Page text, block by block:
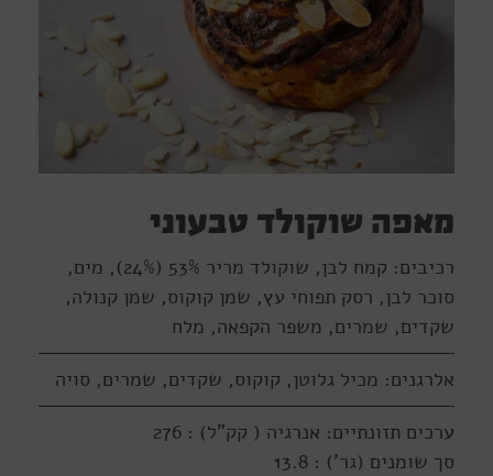
מאפה שוקולד טבעוני
רכיבים: קמח לבן, שוקולד מריר 53% (24%), מים,
סוכר לבן, רסק תפוחי עץ, שמן קוקוס, שמן קנולה,
שקדים, שמרים, משפר הקפאה, מלח
אלרגנים: מכיל גלוטן, קוקוס, שקדים, שמרים, סויה
ערכים תזונתיים: אנרגיה ( קק"ל) : 276
סך שומנים (גר') : 13.8